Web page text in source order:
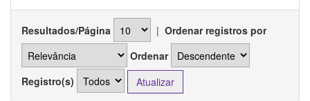
Resultados/Página | Ordenar registros por
Ordenar
Registro(s)